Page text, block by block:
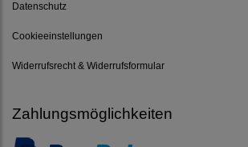
Datenschutz
Cookieeinstellungen
Widerrufsrecht & Widerrufsformular
Zahlungsmöglichkeiten